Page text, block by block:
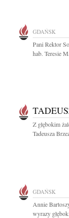
GDAŃSK
Pani Rektor
hab. Teresie
Z głębokim
Tadeusza
GDAŃSK
Annie
wyrazy